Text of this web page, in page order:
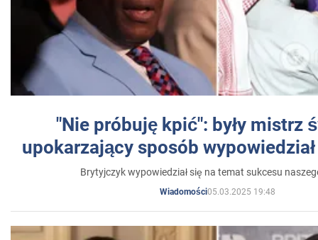
"Nie próbuję kpić": były mistrz
upokarzający sposób
Brytyjczyk wypowiedział się na temat sukcesu
Wiadomości05.03.2025 19:48